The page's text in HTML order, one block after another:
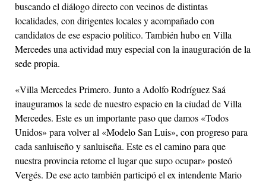
buscando el diálogo directo con vecinos de distintas
localidades, con dirigentes locales y acompañado con
candidatos de ese espacio político. También hubo en Villa
Mercedes una actividad muy especial con la inauguración de la
sede propia.
«Villa Mercedes Primero. Junto a Adolfo Rodríguez Saá
inauguramos la sede de nuestro espacio en la ciudad de Villa
Mercedes. Este es un importante paso que damos «Todos
Unidos» para volver al «Modelo San Luis», con progreso para
cada sanluiseño y sanluiseña. Este es el camino para que
nuestra provincia retome el lugar que supo ocupar» posteó
Vergés. De ese acto también participó el ex intendente Mario